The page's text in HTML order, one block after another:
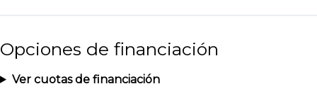
Opciones de financiación
Ver cuotas de financiación